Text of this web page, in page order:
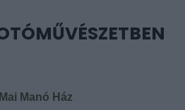
Mai Manó Ház